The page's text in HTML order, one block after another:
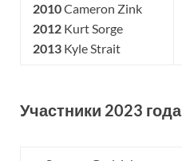
2010Cameron Zink
2012 Kurt Sorge
2013 Kyle Strait
Участники 2023 года